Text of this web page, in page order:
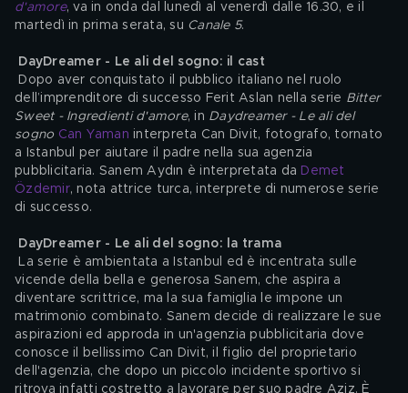
d'amore, va in onda dal lunedì al venerdì dalle 16.30, e il
martedì in prima serata, su Canale 5.
DayDreamer - Le ali del sogno: il cast
dell’imprenditore di successo Ferit Aslan nella serie Bitter
Sweet - Ingredienti d'amore, in Daydreamer - Le ali del
sogno Can Yaman interpreta Can Divit, fotografo, tornato
a Istanbul per aiutare il padre nella sua agenzia
pubblicitaria. Sanem Aydın è interpretata da Demet
Özdemir, nota attrice turca, interprete di numerose serie
di successo.
DayDreamer - Le ali del sogno: la trama
vicende della bella e generosa Sanem, che aspira a
diventare scrittrice, ma la sua famiglia le impone un
matrimonio combinato. Sanem decide di realizzare le sue
aspirazioni ed approda in un'agenzia pubblicitaria dove
conosce il bellissimo Can Divit, il figlio del proprietario
dell'agenzia, che dopo un piccolo incidente sportivo si
ritrova infatti costretto a lavorare per suo padre Aziz. È